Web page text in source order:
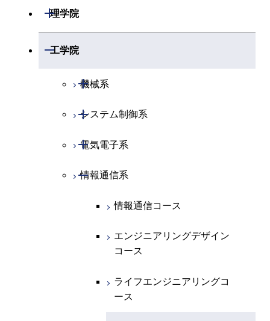
理学院
開閉
物理学系
物理学コース
物質・情報卓越コース
化学系
化学コース
エネルギーコース
エネルギー・情報コース
物質・情報卓越コース
地球惑星科学系
地球惑星科学コース
地球生命コース
専門科目
工学院
開閉
機械系
開閉
機械コース
エネルギーコース
エネルギー・情報コース
エンジニアリングデザイン
ライフエンジニアリングコ
原子核工学コース
システム制御系
開閉
システム制御コース
エンジニアリングデザイン
電気電子系
開閉
電気電子コース
エネルギーコース
エネルギー・情報コース
ース
情報通信系
開閉
情報通信コース
エンジニアリングデザイン
コース
ライフエンジニアリングコ
ース